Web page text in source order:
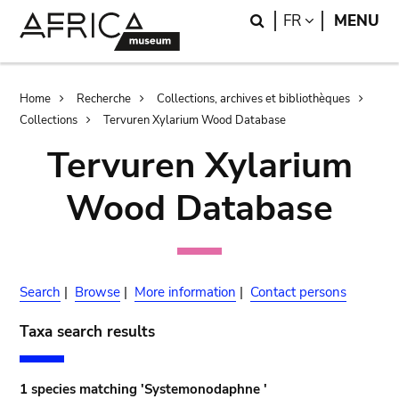
Search
FR LANGUAGE
MENU
Breadcrumb
Home Recherche
Collections, archives et bibliothèques
Collections
Tervuren Xylarium Wood Database
Tervuren Xylarium
Wood Database
Search | Browse | More information | Contact persons
Taxa search results
1 species matching 'Systemonodaphne '